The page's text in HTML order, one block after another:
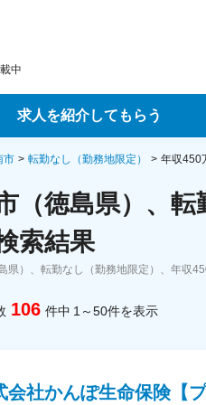
中
求人を紹介してもらう
ェントサービス
トサービス
ナーエージェントサービス
市 転勤なし（勤務地限定） 年収450
（徳島県）、
索結果
県）、転勤なし（勤務地限定）、年収
106 件中 1～50件を表示
会社かんぽ生命保険【